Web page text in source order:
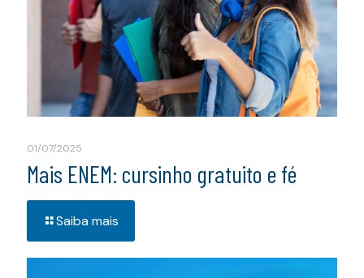
01/07/2025
Mais ENEM: cursinho gratuito e fé
Saiba mais